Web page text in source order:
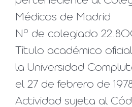
Médicos de Madrid
Nº de colegiado
Título académico
la Universidad
el 27 de febrero de
Actividad sujeta al